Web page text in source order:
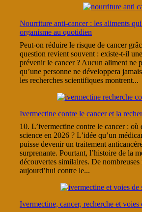
Nourriture anti-cancer : les aliments
organisme au quotidien
Peut-on réduire le risque de cancer
question revient souvent : existe-t-il
prévenir le cancer ? Aucun aliment ne
qu’une personne ne développera
les recherches scientifiques montrent...
Ivermectine contre le cancer et la
10. L’ivermectine contre le cancer : où
science en 2026 ? L’idée qu’un
puisse devenir un traitement
surprenante. Pourtant, l’histoire de la
découvertes similaires. De
aujourd’hui contre le...
Ivermectine, cancer, recherche et voies